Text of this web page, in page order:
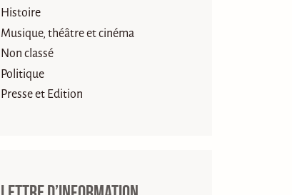
Histoire
Musique, théâtre et cinéma
Non classé
Politique
Presse et Edition